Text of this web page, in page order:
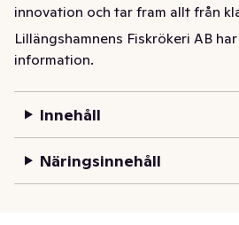
innovation och tar fram allt från
måltidslösningar. Resultatet är
skaldjursprodukter med hög
testas och kvalitetssäkras
upplevelse som fungerar i både
sammanhang.
Lillängshamnens Fiskrökeri AB
information.
Innehåll
Näringsinnehåll